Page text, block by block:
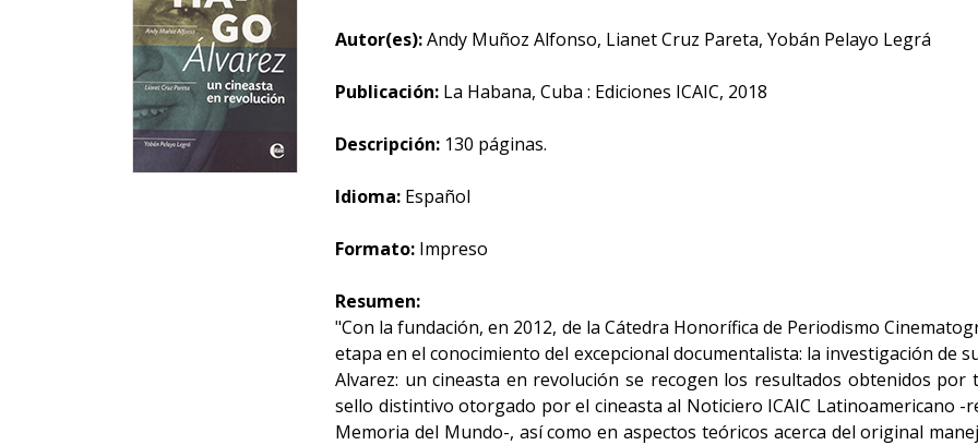
Autor(es):Andy Muñoz Alfonso, Lianet Cruz Pareta, Yobán Pelayo Legrá
Publicación: La Habana, Cuba : Ediciones ICAIC, 2018
Descripción: 130 páginas.
Idioma: Español
Formato: Impreso
Resumen:
"Con la fundación, en 2012, de la Cátedra Honorífica de Periodismo
etapa en el conocimiento del excepcional documentalista: la investigación de
Alvarez: un cineasta en revolución se recogen los resultados obtenidos
sello distintivo otorgado por el cineasta al Noticiero ICAIC Latinoamericano -
Memoria del Mundo-, así como en aspectos teóricos acerca del original